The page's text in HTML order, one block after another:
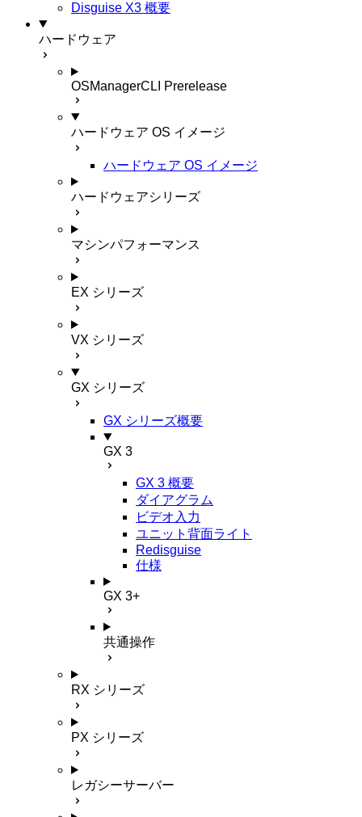
Disguise X3 概要
ハードウェア
OSManagerCLI Prerelease
ハードウェア OS イメージ
ハードウェア OS イメージ
ハードウェアシリーズ
マシンパフォーマンス
EX シリーズ
VX シリーズ
GX シリーズ
GX シリーズ概要
GX 3
GX 3 概要
ダイアグラム
ビデオ入力
ユニット背面ライト
Redisguise
仕様
GX 3+
共通操作
RX シリーズ
PX シリーズ
レガシーサーバー